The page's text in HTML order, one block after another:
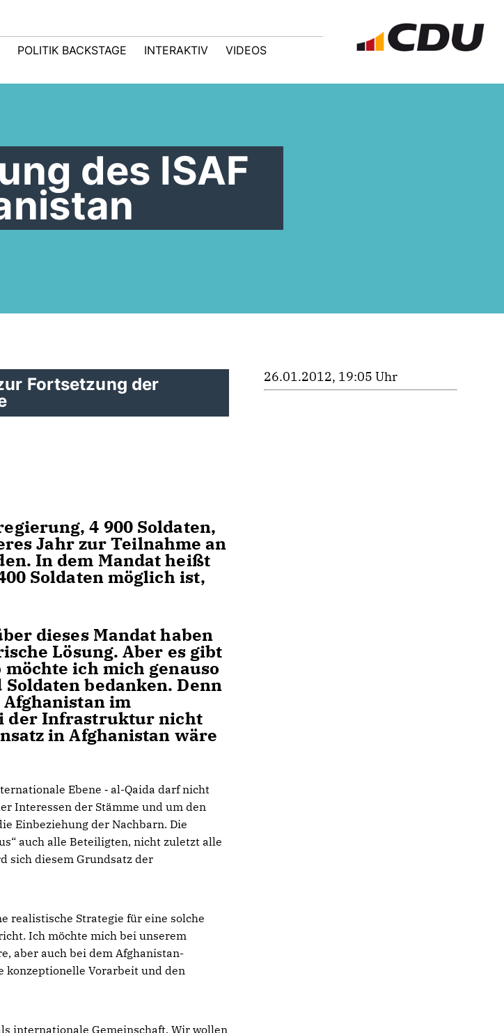
POLITIK BACKSTAGE INTERAKTIV VIDEOS
des ISAF
Fortsetzung der
4 900 Soldaten,
Jahr zur Teilnahme an
In dem Mandat heißt
Soldaten möglich ist,
dieses Mandat haben
Lösung. Aber es gibt
ich mich genauso
bedanken. Denn
im
der Infrastruktur nicht
in Afghanistan wäre
Ebene ‑ al-Qaida darf nicht
Interessen der Stämme und um den
Einbeziehung der Nachbarn. Die
auch alle Beteiligten, nicht zuletzt alle
sich diesem Grundsatz der
realistische Strategie für eine solche
Ich möchte mich bei unserem
aber auch bei dem Afghanistan-
konzeptionelle Vorarbeit und den
internationale Gemeinschaft. Wir wollen
26.01.2012, 19:05 Uhr